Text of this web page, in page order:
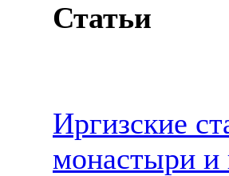
Статьи
Иргизские
монастыри и